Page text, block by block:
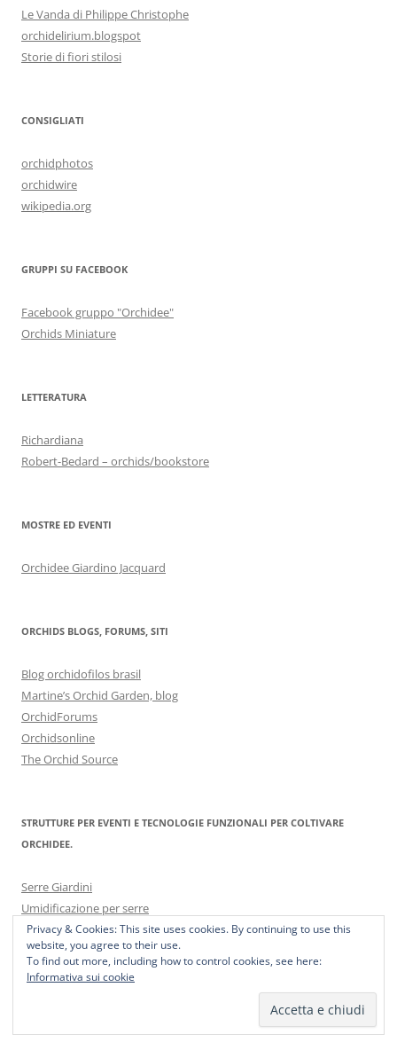
Le Vanda di Philippe Christophe
orchidelirium.blogspot
Storie di fiori stilosi
CONSIGLIATI
orchidphotos
orchidwire
wikipedia.org
GRUPPI SU FACEBOOK
Facebook gruppo "Orchidee"
Orchids Miniature
LETTERATURA
Richardiana
Robert-Bedard – orchids/bookstore
MOSTRE ED EVENTI
Orchidee Giardino Jacquard
ORCHIDS BLOGS, FORUMS, SITI
Blog orchidofilos brasil
Martine’s Orchid Garden, blog
OrchidForums
Orchidsonline
The Orchid Source
STRUTTURE PER EVENTI E TECNOLOGIE FUNZIONALI PER COLTIVARE
ORCHIDEE.
Serre Giardini
Umidificazione per serre
Privacy & Cookies: This site uses cookies. By continuing to use this
website, you agree to their use.
To find out more, including how to control cookies, see here:
Informativa sui cookie